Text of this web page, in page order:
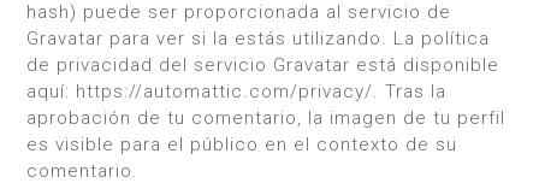
hash) puede ser proporcionada al servicio de
Gravatar para ver si la estás utilizando. La política
de privacidad del servicio Gravatar está disponible
aquí: https://automattic.com/privacy/. Tras la
aprobación de tu comentario, la imagen de tu perfil
es visible para el público en el contexto de su
comentario.